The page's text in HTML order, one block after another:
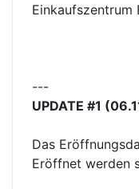
Einkaufszentrum
---
UPDATE #1
Das
Eröffnet werden